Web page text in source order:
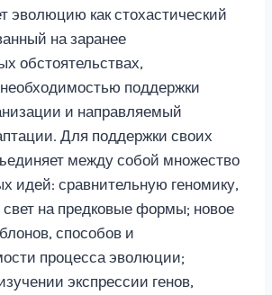
эволюцию как стохастический
на заранее
обстоятельствах,
поддержки
и направляемый
Для поддержки своих
между собой множество
идей: сравнительную геномику,
на предковые формы; новое
способов и
процесса эволюции;
экспрессии генов,